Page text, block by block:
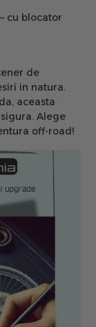
cu blocator
de
in natura.
aceasta
Alege
off-road!